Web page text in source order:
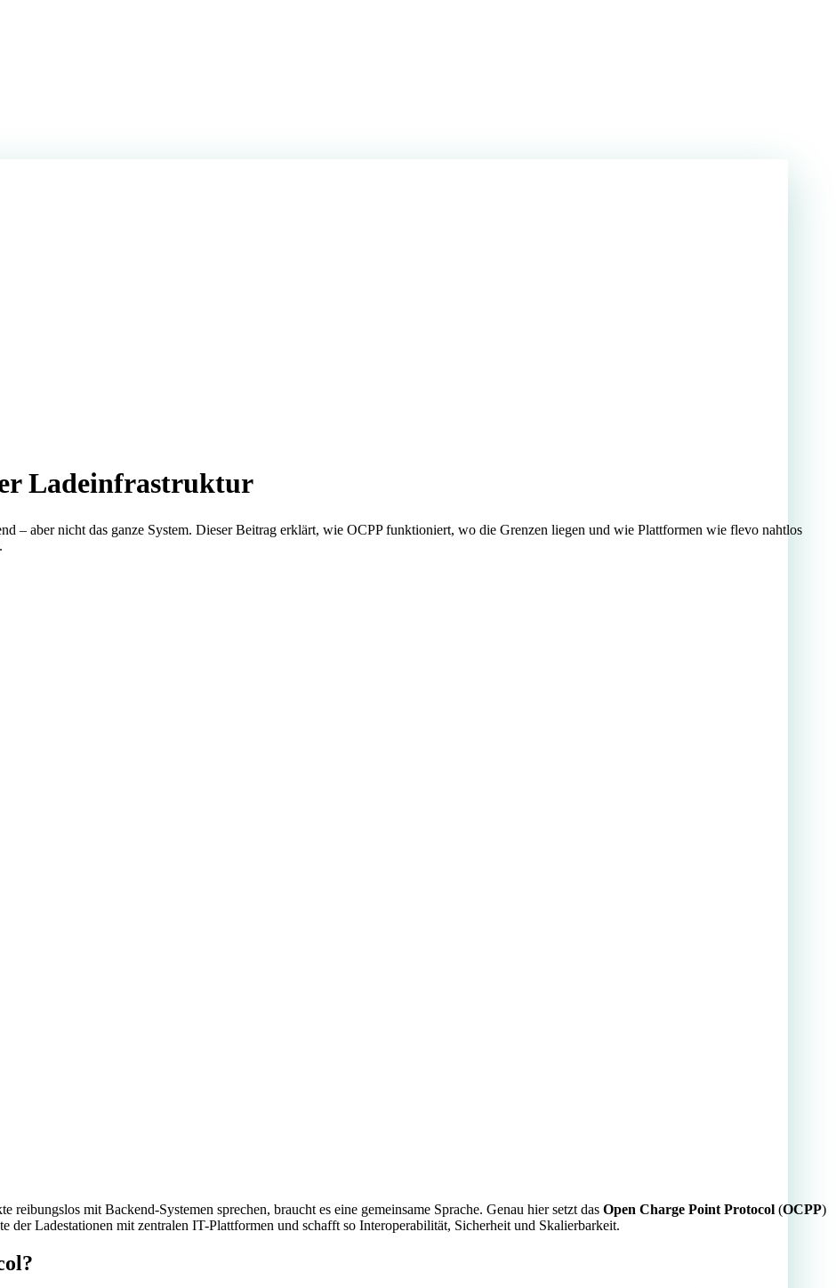
Ladeinfrastruktur
– aber nicht das ganze System. Dieser Beitrag erklärt, wie OCPP funktioniert, wo die Grenzen liegen und wie Plattformen wie flevo nahtlos
mit Backend-Systemen sprechen, braucht es eine gemeinsame Sprache. Genau hier setzt das Open Charge Point Protocol (OCPP)
der Ladestationen mit zentralen IT-Plattformen und schafft so Interoperabilität, Sicherheit und Skalierbarkeit.